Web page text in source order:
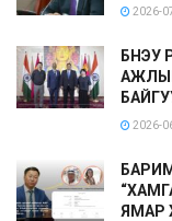
2026-
БНЭУ
2026-
ЯМАР